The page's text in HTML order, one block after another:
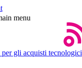
menu
gli acquisti tecnologici